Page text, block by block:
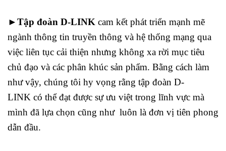
►Tập đoàn D-LINK cam kết phát triển mạnh mẽ
ngành thông tin truyền thông và hệ thống mạng qua
việc liên tục cải thiện nhưng không xa rời mục tiêu
chủ đạo và các phân khúc sản phẩm. Bằng cách làm
như vậy, chúng tôi hy vọng rằng tập đoàn D-
LINK có thể đạt được sự ưu việt trong lĩnh vực mà
mình đã lựa chọn cũng như luôn là đơn vị tiên phong
dẫn đầu.